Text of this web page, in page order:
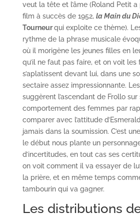
veut la tête et l’âme (Roland Petit
film à succès de 1952, la Main du
Tourneurqui exploite ce thème).
rythme de la phrase musicale
où il morigène les jeunes filles en
qu’il ne faut pas faire, et on voit les
s’aplatissent devant lui, dans une
sectaire assez impressionnante.
suggèrent l’ascendant de Frollo sur
comportement des femmes par
comparer avec l’attitude
jamais dans la soumission. C’est
le début nous plante un
d’incertitudes, en tout cas ses
on voit comment il va essayer de
la prière, et en même temps
tambourin qui va gagner.
Les distributions